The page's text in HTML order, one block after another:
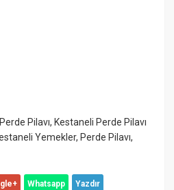
Pilavı, Kestaneli Perde Pilavı
Yemekler, Perde Pilavı,
Whatsapp Yazdır